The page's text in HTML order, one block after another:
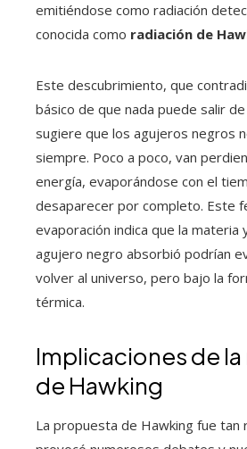
emitiéndose como radiación
conocida como radiación de
Este descubrimiento, que
básico de que nada puede salir
sugiere que los agujeros negros
siempre. Poco a poco, van
energía, evaporándose con el
desaparecer por completo. Este
evaporación indica que la materia
agujero negro absorbió podrían
volver al universo, pero bajo la
térmica.
Implicaciones de
de Hawking
La propuesta de Hawking fue tan